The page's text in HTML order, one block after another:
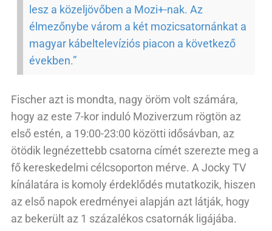
lesz a közeljövőben a Mozi+-nak. Az
élmezőnybe várom a két mozicsatornánkat a
magyar kábeltelevíziós piacon a következő
években.”
Fischer azt is mondta, nagy öröm volt számára,
hogy az este 7-kor induló Moziverzum rögtön az
első estén, a 19:00-23:00 közötti idősávban, az
ötödik legnézettebb csatorna címét szerezte meg a
fő kereskedelmi célcsoporton mérve. A Jocky TV
kínálatára is komoly érdeklődés mutatkozik, hiszen
az első napok eredményei alapján azt látják, hogy
az bekerült az 1 százalékos csatornák ligájába.